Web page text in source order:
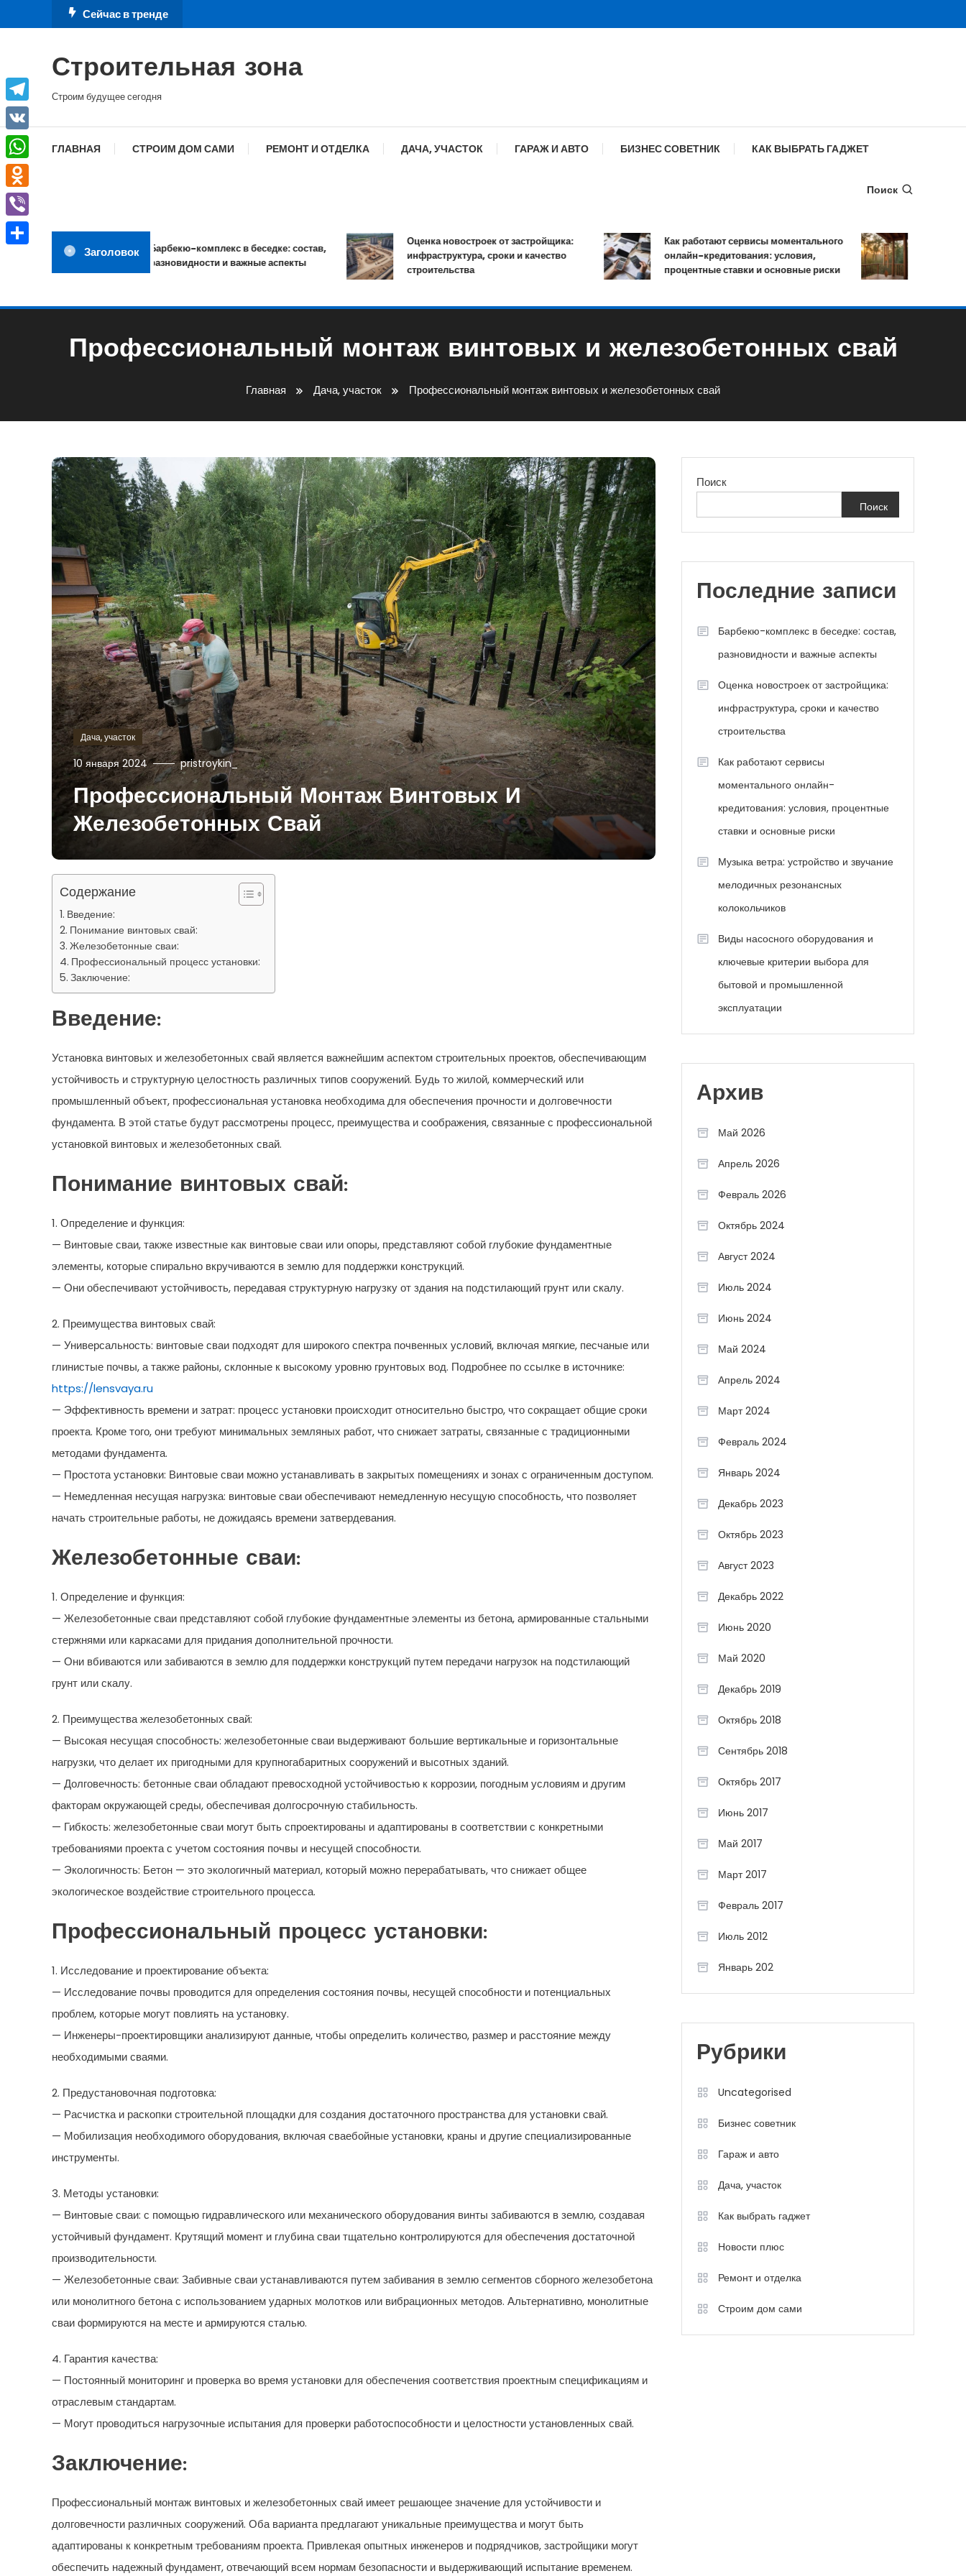
к
Сейчас в тренде
Строительная зона
Строим будущее сегодня
ГЛАВНАЯ СТРОИМ ДОМ САМИ РЕМОНТ И ОТДЕЛКА ДАЧА, УЧАСТОК ГАРАЖ И АВТО БИЗНЕС СОВЕТНИК КАК ВЫБРАТЬ ГАДЖЕТ
Поиск
ЗаголовокБарбекю-комплекс в беседке: состав,
разновидности и важные аспекты
Оценка новостроек от застройщика:
инфраструктура, сроки и качество
строительства
Как работают сервисы моментального
онлайн-кредитования: условия,
процентные ставки и основные риски
Музыка
мелодичных
Профессиональный монтаж винтовых и железобетонных свай
Главная Дача, участок Профессиональный монтаж винтовых и железобетонных свай
Дача, участок
10 января 2024 pristroykin_
Профессиональный Монтаж Винтовых И
Железобетонных Свай
Содержание
Введение:
Понимание винтовых свай:
Железобетонные сваи:
Профессиональный процесс установки:
Заключение:
Введение:
Установка винтовых и железобетонных свай является важнейшим аспектом строительных проектов, обеспечивающим
устойчивость и структурную целостность различных типов сооружений. Будь то жилой, коммерческий или
промышленный объект, профессиональная установка необходима для обеспечения прочности и долговечности
фундамента. В этой статье будут рассмотрены процесс, преимущества и соображения, связанные с профессиональной
установкой винтовых и железобетонных свай.
Понимание винтовых свай:
1. Определение и функция:
— Винтовые сваи, также известные как винтовые сваи или опоры, представляют собой глубокие фундаментные
элементы, которые спирально вкручиваются в землю для поддержки конструкций.
— Они обеспечивают устойчивость, передавая структурную нагрузку от здания на подстилающий грунт или скалу.
2. Преимущества винтовых свай:
— Универсальность: винтовые сваи подходят для широкого спектра почвенных условий, включая мягкие, песчаные или
глинистые почвы, а также районы, склонные к высокому уровню грунтовых вод. Подробнее по ссылке в источнике:
https://lensvaya.ru
— Эффективность времени и затрат: процесс установки происходит относительно быстро, что сокращает общие сроки
проекта. Кроме того, они требуют минимальных земляных работ, что снижает затраты, связанные с традиционными
методами фундамента.
— Простота установки: Винтовые сваи можно устанавливать в закрытых помещениях и зонах с ограниченным доступом.
— Немедленная несущая нагрузка: винтовые сваи обеспечивают немедленную несущую способность, что позволяет
начать строительные работы, не дожидаясь времени затвердевания.
Железобетонные сваи:
1. Определение и функция:
— Железобетонные сваи представляют собой глубокие фундаментные элементы из бетона, армированные стальными
стержнями или каркасами для придания дополнительной прочности.
— Они вбиваются или забиваются в землю для поддержки конструкций путем передачи нагрузок на подстилающий
грунт или скалу.
2. Преимущества железобетонных свай:
— Высокая несущая способность: железобетонные сваи выдерживают большие вертикальные и горизонтальные
нагрузки, что делает их пригодными для крупногабаритных сооружений и высотных зданий.
— Долговечность: бетонные сваи обладают превосходной устойчивостью к коррозии, погодным условиям и другим
факторам окружающей среды, обеспечивая долгосрочную стабильность.
— Гибкость: железобетонные сваи могут быть спроектированы и адаптированы в соответствии с конкретными
требованиями проекта с учетом состояния почвы и несущей способности.
— Экологичность: Бетон — это экологичный материал, который можно перерабатывать, что снижает общее
экологическое воздействие строительного процесса.
Профессиональный процесс установки:
1. Исследование и проектирование объекта:
— Исследование почвы проводится для определения состояния почвы, несущей способности и потенциальных
проблем, которые могут повлиять на установку.
— Инженеры-проектировщики анализируют данные, чтобы определить количество, размер и расстояние между
необходимыми сваями.
2. Предустановочная подготовка:
— Расчистка и раскопки строительной площадки для создания достаточного пространства для установки свай.
— Мобилизация необходимого оборудования, включая сваебойные установки, краны и другие специализированные
инструменты.
3. Методы установки:
— Винтовые сваи: с помощью гидравлического или механического оборудования винты забиваются в землю, создавая
устойчивый фундамент. Крутящий момент и глубина сваи тщательно контролируются для обеспечения достаточной
производительности.
— Железобетонные сваи: Забивные сваи устанавливаются путем забивания в землю сегментов сборного железобетона
или монолитного бетона с использованием ударных молотков или вибрационных методов. Альтернативно, монолитные
сваи формируются на месте и армируются сталью.
4. Гарантия качества:
— Постоянный мониторинг и проверка во время установки для обеспечения соответствия проектным спецификациям и
отраслевым стандартам.
— Могут проводиться нагрузочные испытания для проверки работоспособности и целостности установленных свай.
Заключение:
Профессиональный монтаж винтовых и железобетонных свай имеет решающее значение для устойчивости и
долговечности различных сооружений. Оба варианта предлагают уникальные преимущества и могут быть
адаптированы к конкретным требованиям проекта. Привлекая опытных инженеров и подрядчиков, застройщики могут
обеспечить надежный фундамент, отвечающий всем нормам безопасности и выдерживающий испытание временем.
Поиск
Поиск
Последние записи
Барбекю-комплекс в беседке: состав,
разновидности и важные аспекты
Оценка новостроек от застройщика:
инфраструктура, сроки и качество
строительства
Как работают сервисы
моментального онлайн-
кредитования: условия, процентные
ставки и основные риски
Музыка ветра: устройство и звучание
мелодичных резонансных
колокольчиков
Виды насосного оборудования и
ключевые критерии выбора для
бытовой и промышленной
эксплуатации
Архив
Май 2026
Апрель 2026
Февраль 2026
Октябрь 2024
Август 2024
Июль 2024
Июнь 2024
Май 2024
Апрель 2024
Март 2024
Февраль 2024
Январь 2024
Декабрь 2023
Октябрь 2023
Август 2023
Декабрь 2022
Июнь 2020
Май 2020
Декабрь 2019
Октябрь 2018
Сентябрь 2018
Октябрь 2017
Июнь 2017
Май 2017
Март 2017
Февраль 2017
Июль 2012
Январь 202
Рубрики
Uncategorised
Бизнес советник
Гараж и авто
Дача, участок
Как выбрать гаджет
Новости плюс
Ремонт и отделка
Строим дом сами
Telegram
VK
WhatsApp
Odnoklassniki
Viber